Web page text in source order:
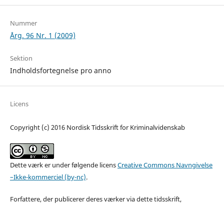
Nummer
Årg. 96 Nr. 1 (2009)
Sektion
Indholdsfortegnelse pro anno
Licens
Copyright (c) 2016 Nordisk Tidsskrift for Kriminalvidenskab
Dette værk er under følgende licensCreative Commons Navngivelse
–Ikke-kommerciel (by-nc).
Forfattere, der publicerer deres værker via dette tidsskrift,